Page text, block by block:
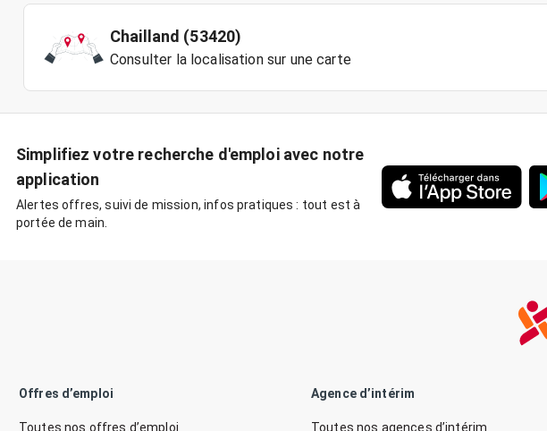
Chailland (53420)
Consulter la localisation sur une carte
Simplifiez votre recherche d'emploi avec notre
application
Alertes offres, suivi de mission, infos pratiques : tout est à
portée de main.
Offres d’emploi
Toutes nos offres d’emploi
Agence d’intérim
Toutes nos agences d’intérim